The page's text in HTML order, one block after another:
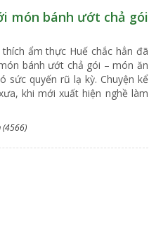
món bánh ướt chả gói
ẩm thực Huế chắc hẳn đã
bánh ướt chả gói – món ăn
sức quyến rũ lạ kỳ. Chuyện kể
khi mới xuất hiện nghề làm